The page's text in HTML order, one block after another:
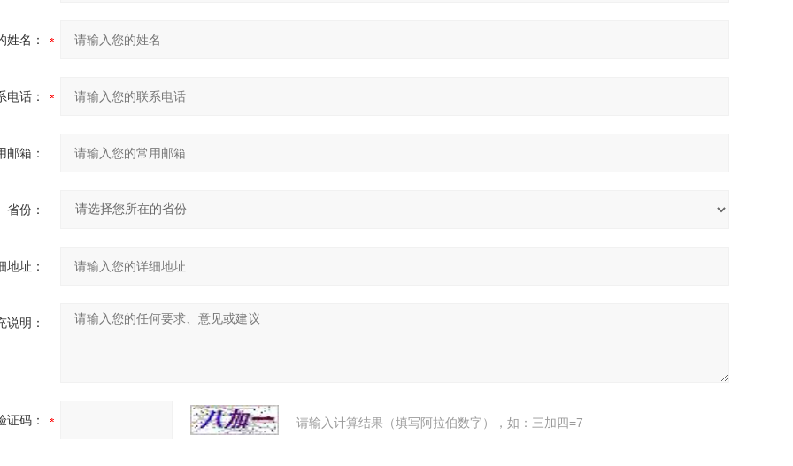
姓名：
电话：
邮箱：
省份：
地址：
说明：
证码： 请输入计算结果（填写阿拉伯数字），如：三加四=7